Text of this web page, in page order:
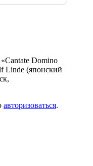
Domino
Linde (японский
авторизоваться.